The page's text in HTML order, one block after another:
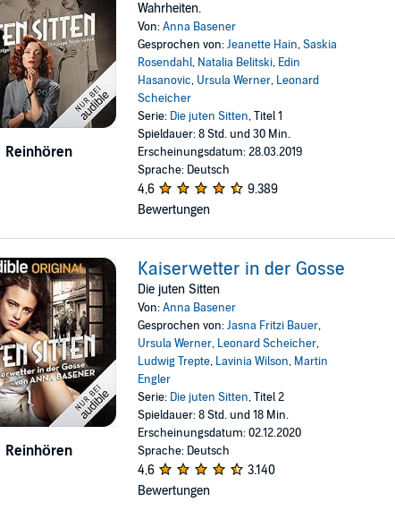
Reinhören
Wahrheiten.
Von:Anna Basener
Gesprochen von:Jeanette Hain,Saskia
Rosendahl, Natalia Belitski, Edin
Hasanovic, Ursula Werner, Leonard
Scheicher
Serie: Die juten Sitten, Titel 1
Spieldauer: 8 Std. und 30 Min.
Erscheinungsdatum: 28.03.2019
Sprache: Deutsch
4,6
9.389
Bewertungen
Reinhören
Kaiserwetter in der Gosse
Die juten Sitten
Von:Anna Basener
Gesprochen von:Jasna Fritzi Bauer,
Ursula Werner, Leonard Scheicher,
Ludwig Trepte, Lavinia Wilson, Martin
Engler
Serie: Die juten Sitten, Titel 2
Spieldauer: 8 Std. und 18 Min.
Erscheinungsdatum: 02.12.2020
Sprache: Deutsch
4,6
3.140
Bewertungen